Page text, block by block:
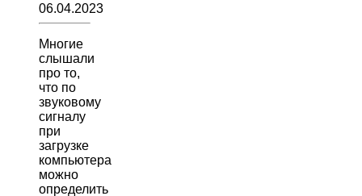
06.04.2023
Многие
слышали
про то,
что по
звуковому
сигналу
при
загрузке
компьютера
можно
определить